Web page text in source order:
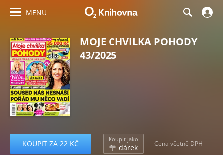
MENU
MOJE CHVILKA POHODY
43/2025
KOUPIT ZA 22 KČ Koupit jako
dárek Cena včetně DPH